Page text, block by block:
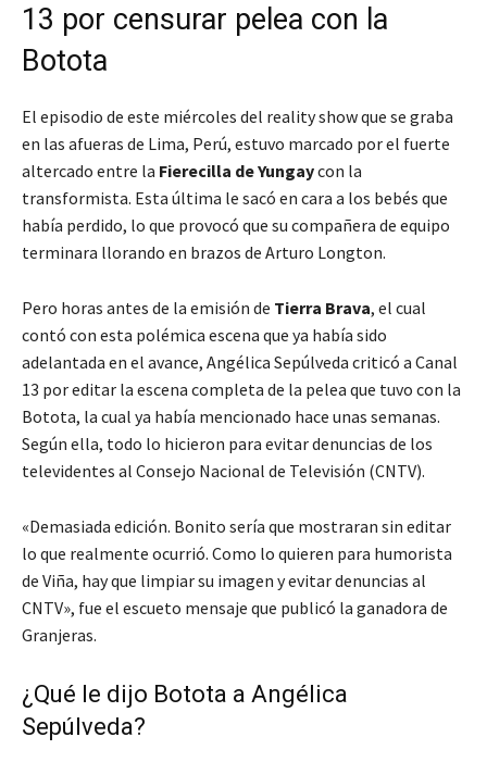
13 por censurar pelea con la
Botota
El episodio de este miércoles del reality show que se graba
en las afueras de Lima, Perú, estuvo marcado por el fuerte
altercado entre la Fierecilla de Yungaycon la
transformista. Esta última le sacó en cara a los bebés que
había perdido, lo que provocó que su compañera de equipo
terminara llorando en brazos de Arturo Longton.
Pero horas antes de la emisión de Tierra Brava, el cual
contó con esta polémica escena que ya había sido
adelantada en el avance, Angélica Sepúlveda criticó a Canal
13 por editar la escena completa de la pelea que tuvo con la
Botota, la cual ya había mencionado hace unas semanas.
Según ella, todo lo hicieron para evitar denuncias de los
televidentes al Consejo Nacional de Televisión (CNTV).
«Demasiada edición. Bonito sería que mostraran sin editar
lo que realmente ocurrió. Como lo quieren para humorista
de Viña, hay que limpiar su imagen y evitar denuncias al
CNTV», fue el escueto mensaje que publicó la ganadora de
Granjeras.
¿Qué le dijo Botota a Angélica
Sepúlveda?